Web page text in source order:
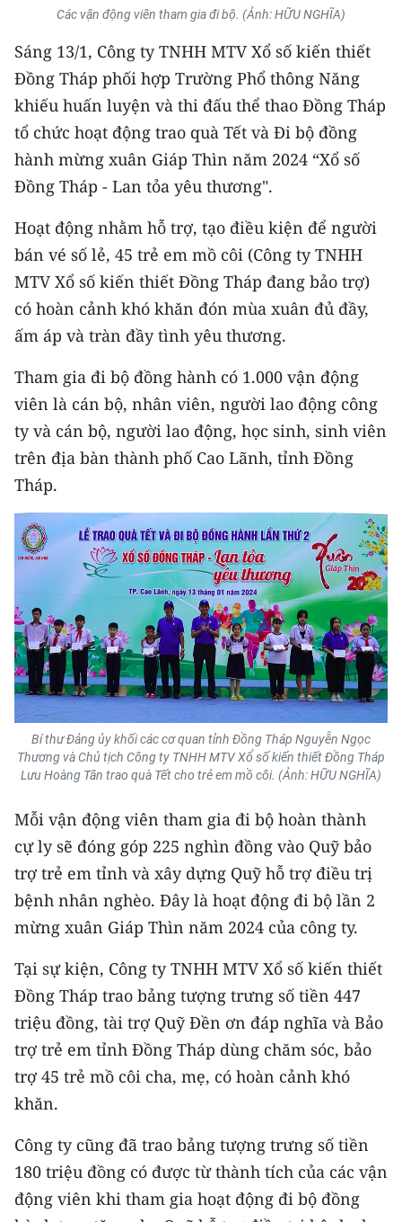
MÔI TRƯỜNG
BẠN ĐỌC
KIỂM CHỨNG THÔNG TIN
TRI THỨC CHUYÊN SÂU
54 DÂN TỘC VIỆT NAM
CHƯƠNG TRÌNH OCOP - MỖI XÃ
MỘT SẢN PHẨM
RADIO
E-Magazine
Video
Media Chính trị
Media Kinh tế
Media Văn hóa
Media Xã hội
Media Pháp luật
Media Du lịch
Media Thế giới
Media Thể thao
Media Y tế
Media Khoa học - Công nghệ
Media Môi trường
Infographic
TIN MỚI
TIN ĐỊA PHƯƠNG
Trung du và miền núi phía Bắc
Đồng bằng sông Hồng
Bắc Trung Bộ
Các vận động viên tham gia đi bộ. (Ảnh: HỮU NGHĨA)
Sáng 13/1, Công ty TNHH MTV Xổ số kiến thiết
Đồng Tháp phối hợp Trường Phổ thông Năng
khiếu huấn luyện và thi đấu thể thao Đồng Tháp
tổ chức hoạt động trao quà Tết và Đi bộ đồng
hành mừng xuân Giáp Thìn năm 2024 “Xổ số
Đồng Tháp - Lan tỏa yêu thương".
Hoạt động nhằm hỗ trợ, tạo điều kiện để người
bán vé số lẻ, 45 trẻ em mồ côi (Công ty TNHH
MTV Xổ số kiến thiết Đồng Tháp đang bảo trợ)
có hoàn cảnh khó khăn đón mùa xuân đủ đầy,
ấm áp và tràn đầy tình yêu thương.
Tham gia đi bộ đồng hành có 1.000 vận động
viên là cán bộ, nhân viên, người lao động công
ty và cán bộ, người lao động, học sinh, sinh viên
trên địa bàn thành phố Cao Lãnh, tỉnh Đồng
Tháp.
Bí thư Đảng ủy khối các cơ quan tỉnh Đồng Tháp Nguyễn Ngọc
Thương và Chủ tịch Công ty TNHH MTV Xổ số kiến thiết Đồng Tháp
Lưu Hoàng Tân trao quà Tết cho trẻ em mồ côi. (Ảnh: HỮU NGHĨA)
Mỗi vận động viên tham gia đi bộ hoàn thành
cự ly sẽ đóng góp 225 nghìn đồng vào Quỹ bảo
trợ trẻ em tỉnh và xây dựng Quỹ hỗ trợ điều trị
bệnh nhân nghèo. Đây là hoạt động đi bộ lần 2
mừng xuân Giáp Thìn năm 2024 của công ty.
Tại sự kiện, Công ty TNHH MTV Xổ số kiến thiết
Đồng Tháp trao bảng tượng trưng số tiền 447
triệu đồng, tài trợ Quỹ Đền ơn đáp nghĩa và Bảo
trợ trẻ em tỉnh Đồng Tháp dùng chăm sóc, bảo
trợ 45 trẻ mồ côi cha, mẹ, có hoàn cảnh khó
khăn.
Công ty cũng đã trao bảng tượng trưng số tiền
180 triệu đồng có được từ thành tích của các vận
động viên khi tham gia hoạt động đi bộ đồng